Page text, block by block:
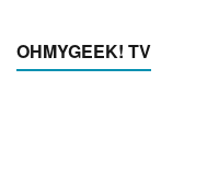
OHMYGEEK! TV